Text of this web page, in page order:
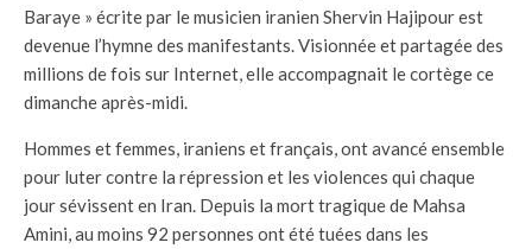
Baraye » écrite par le musicien iranien Shervin Hajipour est
devenue l’hymne des manifestants. Visionnée et partagée des
millions de fois sur Internet, elle accompagnait le cortège ce
dimanche après-midi.
Hommes et femmes, iraniens et français, ont avancé ensemble
pour luter contre la répression et les violences qui chaque
jour sévissent en Iran. Depuis la mort tragique de Mahsa
Amini, au moins 92 personnes ont été tuées dans les